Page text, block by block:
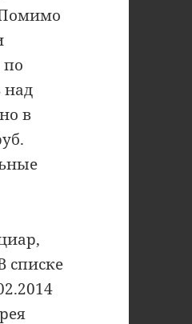
по
над
в
списке